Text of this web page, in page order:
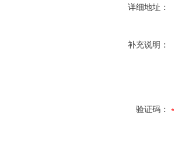
详细地址：
补充说明：
验证码：